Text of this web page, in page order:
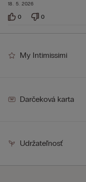
18. 5. 2026
0 0
My Intimissimi
Darčeková karta
Udržateľnosť